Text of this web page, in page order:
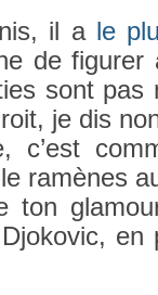
il a le
de figur­er
sont pas
je dis
c’est
ramènes
ton
en